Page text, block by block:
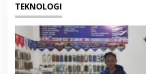
TEKNOLOGI